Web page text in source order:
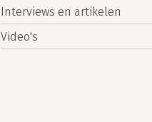
Interviews en artikelen
Video's